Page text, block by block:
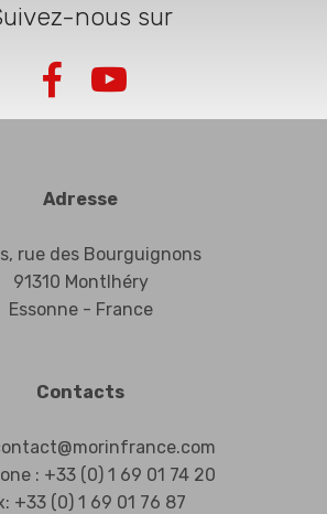
nous sur
Adresse
rue des Bourguignons
91310 Montlhéry
Essonne - France
Contacts
: +33 (0) 1 69 01 74 20
+33 (0) 1 69 01 76 87